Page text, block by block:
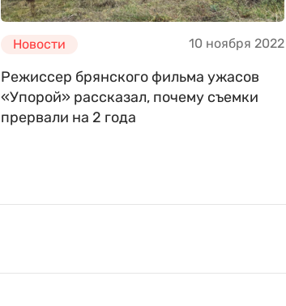
Новости 10 ноября 2022
Режиссер брянского фильма ужасов
«Упорой» рассказал, почему съемки
прервали на 2 года